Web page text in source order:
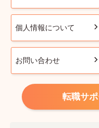
個人情報について
お問い合わせ
転職サ